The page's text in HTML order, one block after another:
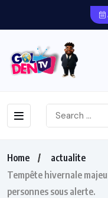
Home
actualite
Tempête hivernale
personnes sous alerte.